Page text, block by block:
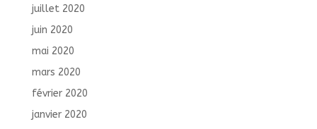
juillet 2020
juin 2020
mai 2020
mars 2020
février 2020
janvier 2020